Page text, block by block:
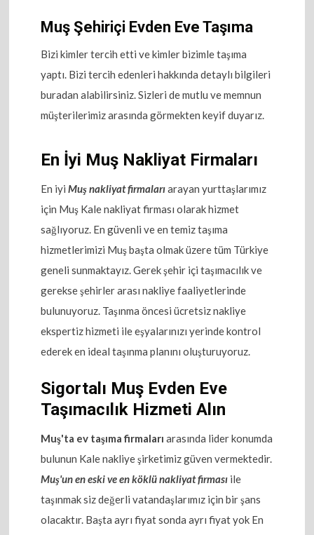
Muş Şehiriçi Evden Eve Taşıma
Bizi kimler tercih etti ve kimler bizimle taşıma
yaptı. Bizi tercih edenleri hakkında detaylı bilgileri
buradan alabilirsiniz. Sizleri de mutlu ve memnun
müşterilerimiz arasında görmekten keyif duyarız.
En İyi Muş Nakliyat Firmaları
En iyiMuş nakliyat firmalarıarayan yurttaşlarımız
için Muş Kale nakliyat firması olarak hizmet
sağlıyoruz. En güvenli ve en temiz taşıma
hizmetlerimizi Muş başta olmak üzere tüm Türkiye
geneli sunmaktayız. Gerek şehir içi taşımacılık ve
gerekse şehirler arası nakliye faaliyetlerinde
bulunuyoruz. Taşınma öncesi ücretsiz nakliye
ekspertiz hizmeti ile eşyalarınızı yerinde kontrol
ederek en ideal taşınma planını oluşturuyoruz.
Sigortalı Muş Evden Eve
Taşımacılık Hizmeti Alın
Muş'ta ev taşıma firmaları arasında lider konumda
bulunun Kale nakliye şirketimiz güven vermektedir.
Muş'un en eski ve en köklü nakliyat firması ile
taşınmak siz değerli vatandaşlarımız için bir şans
olacaktır. Başta ayrı fiyat sonda ayrı fiyat yok En